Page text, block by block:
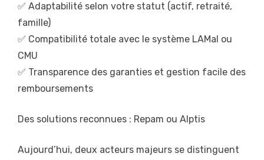
✅ Adaptabilité selon votre statut (actif, retraité,
famille)
✅ Compatibilité totale avec le système LAMal ou
CMU
✅ Transparence des garanties et gestion facile des
remboursements
Des solutions reconnues : Repam ou Alptis
Aujourd’hui, deux acteurs majeurs se distinguent